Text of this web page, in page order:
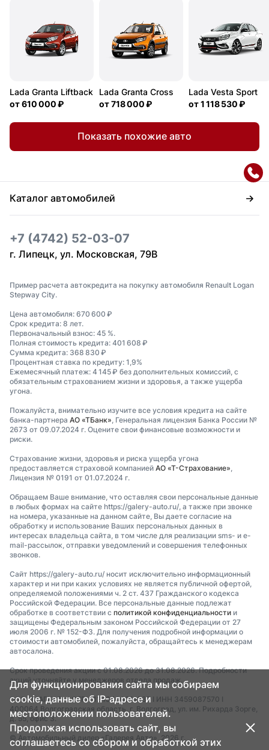
Lada Granta Liftback
от610 000 ₽
Lada Granta Cross
от718 000 ₽
Lada Vesta Sport
от1 118 530 ₽
Показать похожие авто
Каталог автомобилей
+7 (4742) 52-03-07
г. Липецк, ул. Московская, 79В
Пример расчета автокредита на покупку автомобиля Renault Logan
Stepway City.
Цена автомобиля: 670 600 ₽
Срок кредита: 8 лет.
Первоначальный взнос: 45 %.
Полная стоимость кредита: 401 608 ₽
Сумма кредита: 368 830 ₽
Процентная ставка по кредиту: 1,9%
Ежемесячный платеж: 4 145 ₽ без дополнительных комиссий, с
обязательным страхованием жизни и здоровья, а также ущерба
угона.
Пожалуйста, внимательно изучите все условия кредита на сайте
банка-партнера АО «ТБанк» , Генеральная лицензия Банка России №
2673 от 09.07.2024 г. Оцените свои финансовые возможности и
риски.
Страхование жизни, здоровья и риска ущерба угона
предоставляется страховой компанией АО «Т-Страхование»
Лицензия № 0191 от 01.07.2024 г.
Обращаем Ваше внимание, что оставляя свои персональные данные
в любых формах на сайте https://galery-auto.ru/, а также при звонке
на номера, указанные на данном сайте, Вы даете согласие на
обработку и использование Ваших персональных данных в
интересах владельца сайта, в том числе для реализации sms- и e-
mail-рассылок, отправки уведомлений и совершения телефонных
звонков.
Сайт https://galery-auto.ru/ носит исключительно информационный
характер и ни при каких условиях не является публичной офертой,
определяемой положениями ч. 2 ст. 437 Гражданского кодекса
Российской Федерации. Все персональные данные подлежат
обработке в соответствии с политикой конфиденциальности и
защищены Федеральным законом Российской Федерации от 27
июля 2006 г. № 152-ФЗ. Для получения подробной информации о
стоимости автомобилей, пожалуйста, обращайтесь к менеджерам
автосалона.
Срок проведения акции с 01.08.2026 до 31.08.2026. Подробности
акций уточняйте у менеджеров отдела продаж.
ООО «МАГКАР» I ОГРН 1243400011337 I ИНН 3459087570 I
400064,Волгоградская область, г. Волгоград, ул. им. Рихарда Зорге,
д. 55, офис 3.
© Автомобильный дилер «Галерея Авто», 2026 г.
Для функционирования сайта мы собираем
cookie, данные об IP-адресе и
местоположении пользователей.
Продолжая использовать сайт, вы
соглашаетесь со сбором и обработкой этих